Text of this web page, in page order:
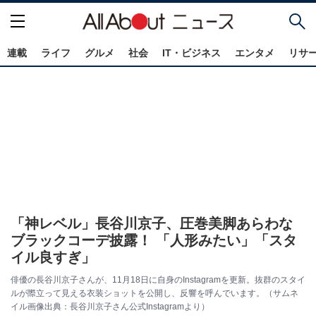
連載 ライフ グルメ 社会 IT・ビジネス エンタメ リサ
「神レベル」長谷川京子、圧巻美脚あらわな
ブラックコーデ披露！ 「人形みたい」「スタ
イル良すぎ」
俳優の長谷川京子さんが、11月18日に自身のInstagramを更新。抜群のスタイ
ルが際立って見える衣装ショットを公開し、反響を呼んでいます。（サムネ
イル画像出典：長谷川京子さん公式Instagramより）